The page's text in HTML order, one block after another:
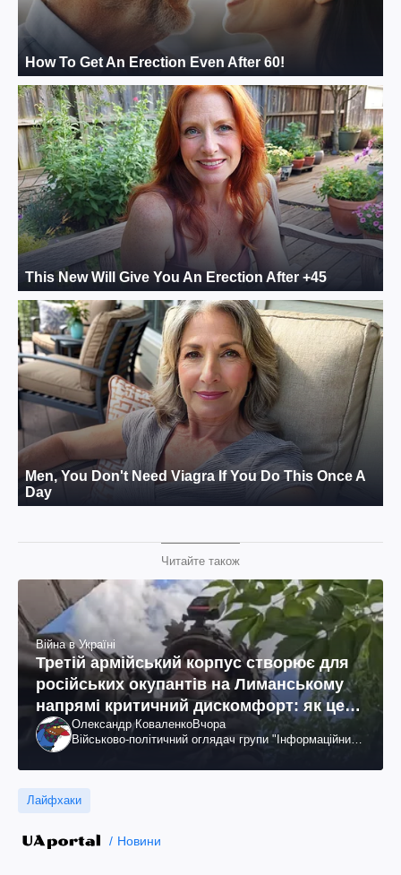
Читайте також
Війна в Україні
Третій армійський корпус створює для
російських окупантів на Лиманському
напрямі критичний дискомфорт: як це
вдалосяОлександр КоваленкоВчора
Військово-політичний оглядач групи "Інформаційний
Лайфхаки
Новини